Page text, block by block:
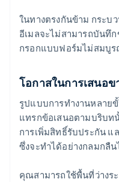
ในทางตรงกันข้าม กระบ
อีเมลจะไม่สามารถบันทึ
กรอกแบบฟอร์มไม่สมบู
โอกาสในการเสนอข
รูปแบบการทำงานหลา
แทรกข้อเสนอตามบริบท
การเพิ่มสิทธิ์รับประกัน
ซึ่งจะทำได้อย่างกลมกลื
คุณสามารถใช้พื้นที่ว่างร